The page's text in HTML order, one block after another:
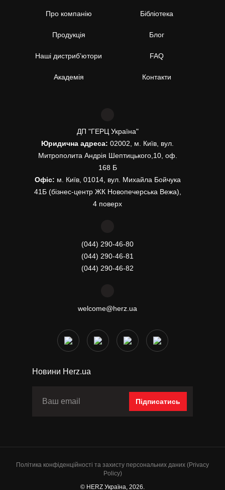
Про компанію
Продукція
Наші дистриб’ютори
Академія
Бібліотека
Блог
FAQ
Контакти
ДП "ГЕРЦ Україна"
Юридична адреса: 02002, м. Київ, вул.
Митрополита Андрія Шептицького,10, оф.
168 Б
Офіс: м. Київ, 01014, вул. Михайла Бойчука
41Б (бізнес-центр ЖК Новопечерська Вежа),
4 поверх
(044) 290-46-80
(044) 290-46-81
(044) 290-46-82
welcome@herz.ua
Новини Herz.ua
Підписатись
Політика конфіденційності та захисту персональних даних (Privacy
Policy)
© HERZ Україна, 2026.